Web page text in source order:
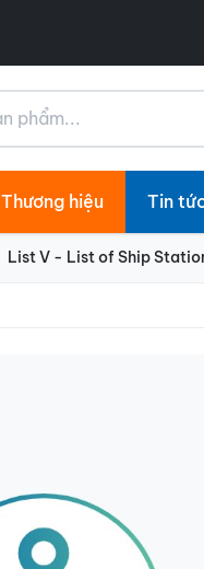
Thương hiệu Tin
List V - List of Ship